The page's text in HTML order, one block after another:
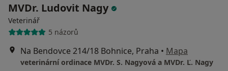
MVDr. Ludovit Nagy
Veterinář
5 názorů
Na Bendovce 214/18 Bohnice, Praha • Mapa
veterinární ordinace MVDr. S. Nagyová a MVDr. Ľ. Nagy